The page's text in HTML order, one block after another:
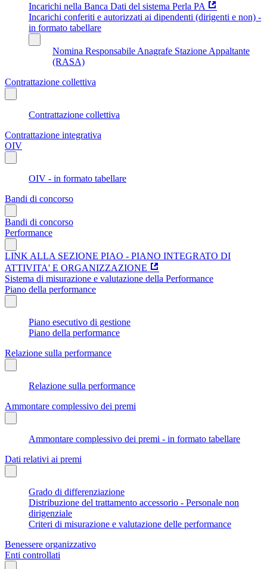
Incarichi nella Banca Dati del sistema Perla PA
Incarichi conferiti e autorizzati ai dipendenti (dirigenti e non) -
in formato tabellare
Nomina Responsabile Anagrafe Stazione Appaltante
(RASA)
Contrattazione collettiva
Contrattazione collettiva
Contrattazione integrativa
OIV
OIV - in formato tabellare
Bandi di concorso
Bandi di concorso
Performance
LINK ALLA SEZIONE PIAO - PIANO INTEGRATO DI
ATTIVITA' E ORGANIZZAZIONE
Sistema di misurazione e valutazione della Performance
Piano della performance
Piano esecutivo di gestione
Piano della performance
Relazione sulla performance
Relazione sulla performance
Ammontare complessivo dei premi
Ammontare complessivo dei premi - in formato tabellare
Dati relativi ai premi
Grado di differenziazione
Distribuzione del trattamento accessorio - Personale non
dirigenziale
Criteri di misurazione e valutazione delle performance
Benessere organizzativo
Enti controllati